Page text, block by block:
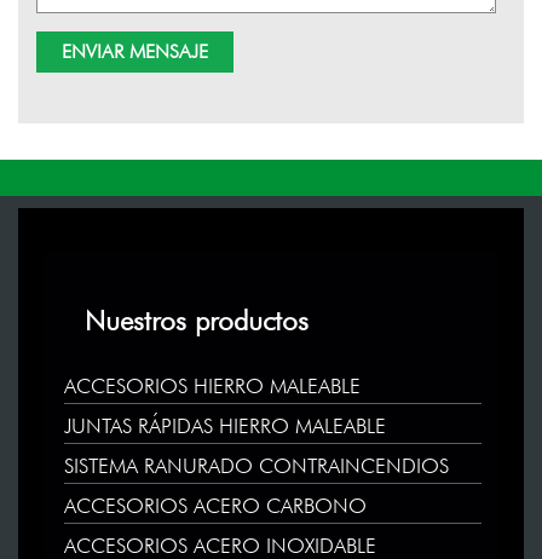
Nuestros productos
ACCESORIOS HIERRO MALEABLE
JUNTAS RÁPIDAS HIERRO MALEABLE
SISTEMA RANURADO CONTRAINCENDIOS
ACCESORIOS ACERO CARBONO
ACCESORIOS ACERO INOXIDABLE